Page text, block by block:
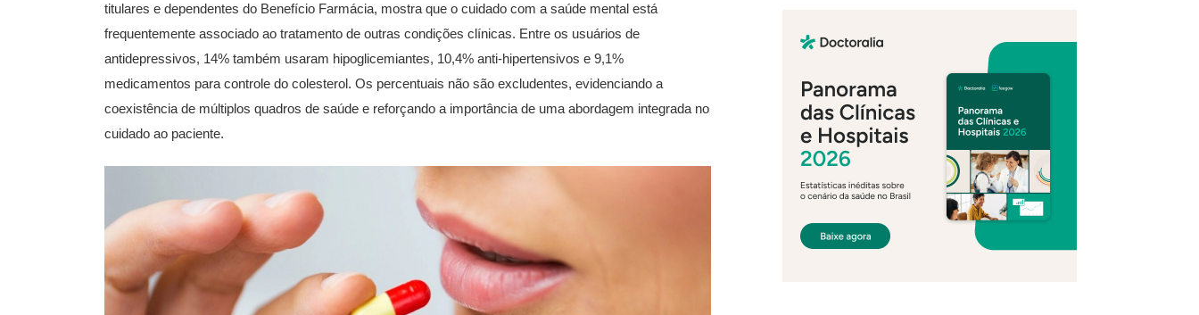
titulares e dependentes do Benefício Farmácia, mostra que o cuidado com a saúde mental está
frequentemente associado ao tratamento de outras condições clínicas. Entre os usuários de
antidepressivos, 14% também usaram hipoglicemiantes, 10,4% anti-hipertensivos e 9,1%
medicamentos para controle do colesterol. Os percentuais não são excludentes, evidenciando a
coexistência de múltiplos quadros de saúde e reforçando a importância de uma abordagem integrada no
cuidado ao paciente.